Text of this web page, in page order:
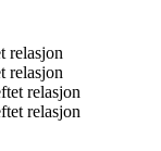
relasjon
relasjon
relasjon
relasjon